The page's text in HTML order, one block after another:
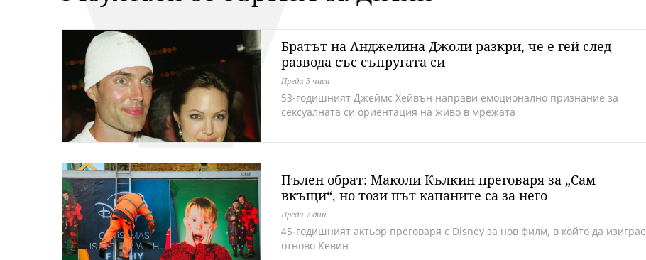
Братът на Анджелина Джоли разкри, че е гей след
развода със съпругата си
Преди 5 часа
53-годишният Джеймс Хейвън направи емоционално признание за
сексуалната си ориентация на живо в мрежата
Пълен обрат: Маколи Кълкин преговаря за „Сам
вкъщи“, но този път капаните са за него
Преди 7 дни
45-годишният актьор преговаря с Disney за нов филм, в който да изиграе
отново Кевин